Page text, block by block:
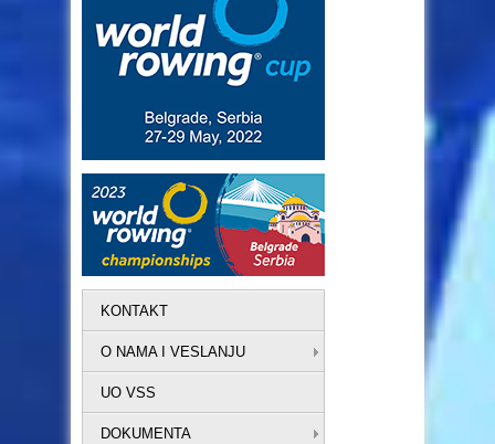
KONTAKT
O NAMA I VESLANJU
UO VSS
DOKUMENTA